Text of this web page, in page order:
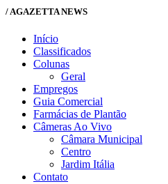
/ AGAZETTA NEWS
Início
Classificados
Colunas
Geral
Empregos
Guia Comercial
Farmácias de Plantão
Câmeras Ao Vivo
Câmara Municipal
Centro
Jardim Itália
Contato